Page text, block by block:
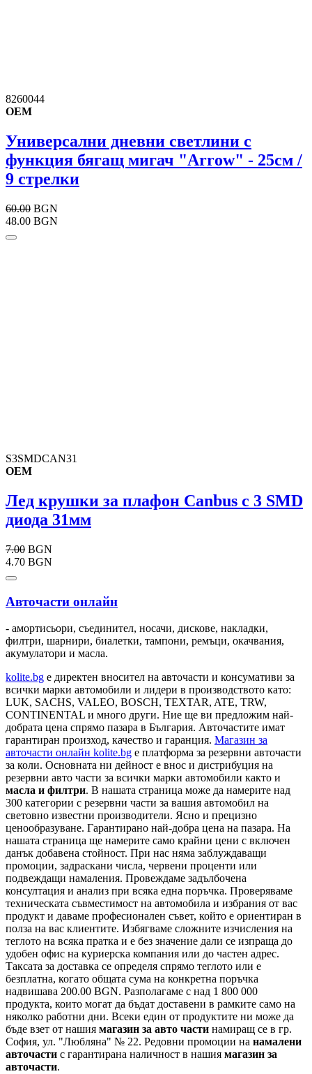
8260044
OEM
Универсални дневни светлини с
функция бягащ мигач "Arrow" - 25см /
9 стрелки
60.00 BGN
48.00 BGN
S3SMDCAN31
OEM
Лед крушки за плафон Canbus с 3 SMD
диода 31мм
7.00 BGN
4.70 BGN
Авточасти онлайн
- амортисьори, съединител, носачи, дискове, накладки,
филтри, шарнири, биалетки, тампони, ремъци, окачвания,
акумулатори и масла.
kolite.bg e директен вносител на авточасти и консумативи за
всички марки автомобили и лидери в производството като:
LUK, SACHS, VALEO, BOSCH, TEXTAR, ATE, TRW,
CONTINENTAL и много други. Ние ще ви предложим най-
добрата цена спрямо пазара в България. Авточастите имат
гарантиран произход, качество и гаранция. Магазин за
авточасти онлайн kolite.bg е платформа за резервни авточасти
за коли. Основната ни дейност е внос и дистрибуция на
резервни авто части за всички марки автомобили както и
масла и филтри. В нашата страница може да намерите над
300 категории с резервни части за вашия автомобил на
световно известни производители. Ясно и прецизно
ценообразуване. Гарантирано най-добра цена на пазара. На
нашата страница ще намерите само крайни цени с включен
данък добавена стойност. При нас няма заблуждаващи
промоции, задраскани числа, червени проценти или
подвеждащи намаления. Провеждаме задълбочена
консултация и анализ при всяка една поръчка. Проверяваме
техническата съвместимост на автомобила и избрания от вас
продукт и даваме професионален съвет, който е ориентиран в
полза на вас клиентите. Избягваме сложните изчисления на
теглото на всяка пратка и е без значение дали се изпраща до
удобен офис на куриерска компания или до частен адрес.
Таксата за доставка се определя спрямо теглото или е
безплатна, когато общата сума на конкретна поръчка
надвишава 200.00 BGN. Разполагаме с над 1 800 000
продукта, които могат да бъдат доставени в рамките само на
няколко работни дни. Всеки един от продуктите ни може да
бъде взет от нашия магазин за авто части намиращ се в гр.
София, ул. "Любляна" № 22. Редовни промоции на намалени
авточасти с гарантирана наличност в нашия магазин за
авточасти.